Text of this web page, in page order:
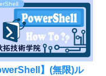
】(無限)ル